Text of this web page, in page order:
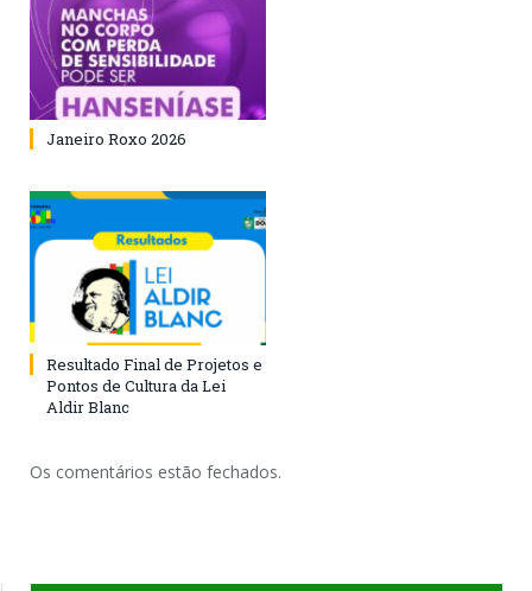
Janeiro Roxo 2026
Resultado Final de Projetos e
Pontos de Cultura da Lei
Aldir Blanc
Os comentários estão fechados.